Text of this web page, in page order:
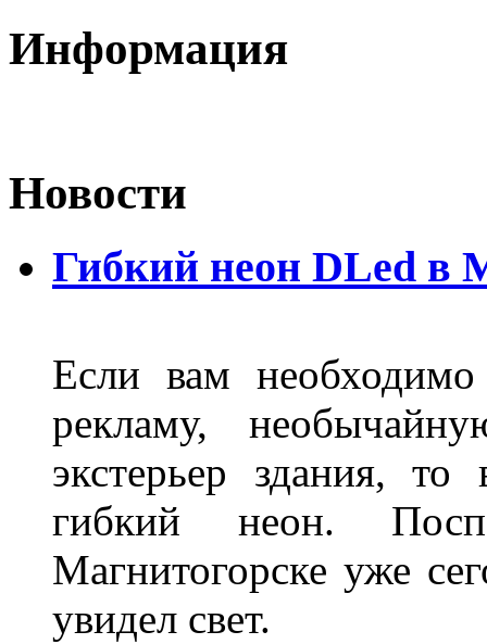
Информация
Новости
Гибкий неон DLed в
Если вам
рекламу,
экстерьер здания,
гибкий неон.
Магнитогорске уже
увидел свет.